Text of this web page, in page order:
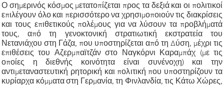
Ο σημερινός κόσμος μετατοπίζεται προς τα δεξιά και οι πολιτικοί
επιλέγουν όλο και περισσότερο να χρησιμοποιούν τις διακρίσεις
και τους επιθετικούς πολέμους για να λύσουν τα προβλήματά
τους, από τη γενοκτονική στρατιωτική εκστρατεία του
Νετανιάχου στη Γάζα, που υποστηρίζεται από τη Δύση, μέχρι τις
επιθέσεις του Αζερμπαϊτζάν στο Ναγκόρνι Καραμπάχ (με τις
οποίες η διεθνής κοινότητα είναι συνένοχη) και την
αντιμεταναστευτική ρητορική και πολιτική που υποστηρίζουν τα
κυρίαρχα κόμματα στη Γερμανία, τη Φινλανδία, τις Κάτω Χώρες,